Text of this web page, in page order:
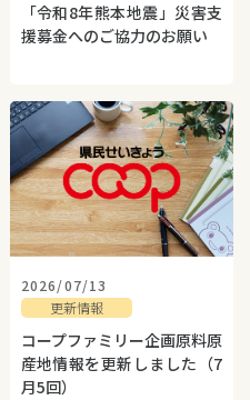
「令和8年熊本地震」災害支
援募金へのご協力のお願い
2026/07/13
更新情報
コープファミリー企画原料原
産地情報を更新しました（7
月5回）